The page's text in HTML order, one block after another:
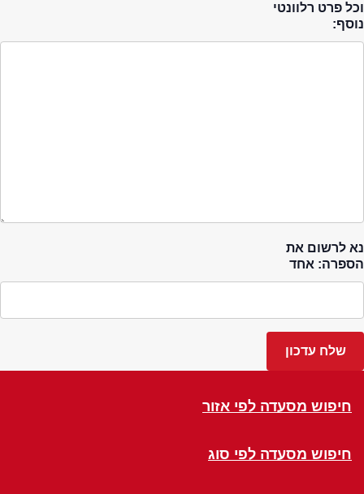
וכל פרט רלוונטי
נוסף:
נא לרשום את
הספרה: אחד
חיפוש מסעדה לפי אזור
חיפוש מסעדה לפי סוג